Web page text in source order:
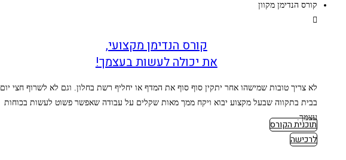
קורס הנדימן מקוון
קורס הנדימן מקצועי,
את יכולה לעשות בעצמך!
לא צריך טובות שמישהו אחר יתקין סוף סוף את המדף או יחליף רשת בחלון. וגם לא לשרוף חצי יום
בבית בתקווה שבעל מקצוע יבוא ויקח ממך מאות שקלים על עבודה שאפשר פשוט לעשות בכוחות
עצמך.
תוכנית הקורס
לרכישה